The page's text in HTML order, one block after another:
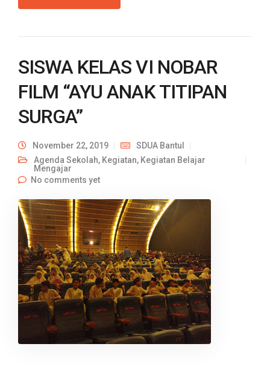
SISWA KELAS VI NOBAR
FILM “AYU ANAK TITIPAN
SURGA”
November 22, 2019
SDUA Bantul
Agenda Sekolah, Kegiatan, Kegiatan Belajar
Mengajar
No comments yet